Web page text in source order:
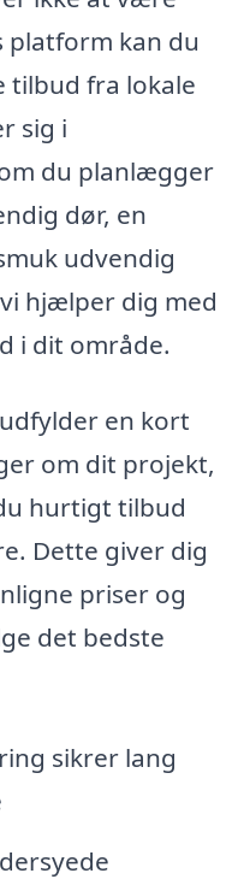
platform kan du
tilbud fra lokale
sig i
du planlægger
dør, en
udvendig
hjælper dig med
i dit område.
en kort
om dit projekt,
hurtigt tilbud
Dette giver dig
priser og
det bedste
sikrer lang